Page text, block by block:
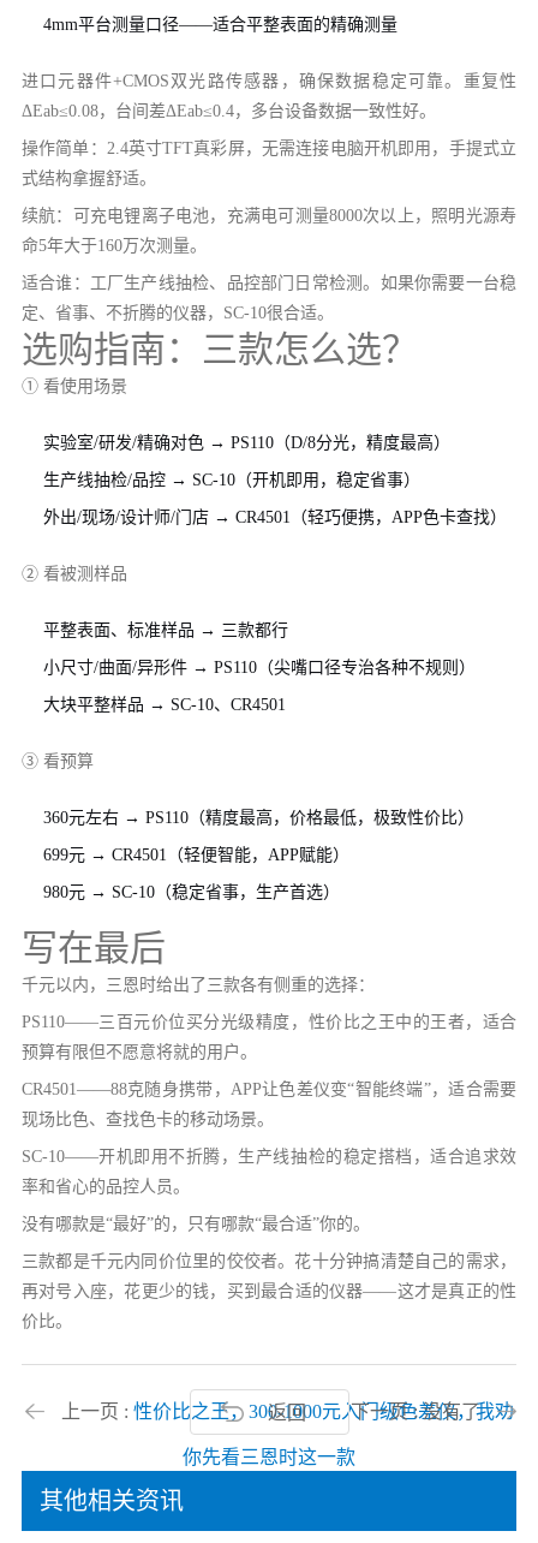
4mm平台测量口径——适合平整表面的精确测量
进口元器件+CMOS双光路传感器，确保数据稳定可靠。重复性
ΔEab≤0.08，台间差ΔEab≤0.4，多台设备数据一致性好。
操作简单：2.4英寸TFT真彩屏，无需连接电脑开机即用，手提式立
式结构拿握舒适。
续航：可充电锂离子电池，充满电可测量8000次以上，照明光源寿
命5年大于160万次测量。
适合谁：工厂生产线抽检、品控部门日常检测。如果你需要一台稳
定、省事、不折腾的仪器，SC-10很合适。
选购指南：三款怎么选？
① 看使用场景
实验室/研发/精确对色 → PS110（D/8分光，精度最高）
生产线抽检/品控 → SC-10（开机即用，稳定省事）
外出/现场/设计师/门店 → CR4501（轻巧便携，APP色卡查找）
② 看被测样品
平整表面、标准样品 → 三款都行
小尺寸/曲面/异形件 → PS110（尖嘴口径专治各种不规则）
大块平整样品 → SC-10、CR4501
③ 看预算
360元左右 → PS110（精度最高，价格最低，极致性价比）
699元 → CR4501（轻便智能，APP赋能）
980元 → SC-10（稳定省事，生产首选）
写在最后
千元以内，三恩时给出了三款各有侧重的选择：
PS110——三百元价位买分光级精度，性价比之王中的王者，适合
预算有限但不愿意将就的用户。
CR4501——88克随身携带，APP让色差仪变“智能终端”，适合需要
现场比色、查找色卡的移动场景。
SC-10——开机即用不折腾，生产线抽检的稳定搭档，适合追求效
率和省心的品控人员。
没有哪款是“最好”的，只有哪款“最合适”你的。
三款都是千元内同价位里的佼佼者。花十分钟搞清楚自己的需求，
再对号入座，花更少的钱，买到最合适的仪器——这才是真正的性
价比。
上一页 : 性价比之王，300-1000元入门级色差仪，我劝
你先看三恩时这一款
返回 下一页 : 没有了
其他相关资讯